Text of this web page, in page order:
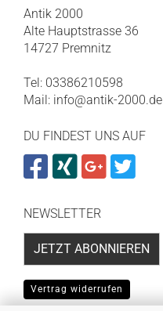
Antik 2000
Alte Hauptstrasse 36
14727 Premnitz
Tel: 03386210598
Mail: info@antik-2000.de
DU FINDEST UNS AUF
NEWSLETTER
JETZT ABONNIEREN
Vertrag widerrufen